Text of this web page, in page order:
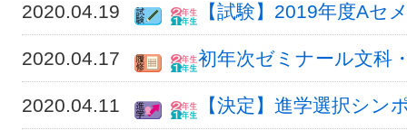
2020.04.19 【試験】2019年度Aセ
2020.04.17 初年次ゼミナール文科
2020.04.11 【決定】進学選択シ